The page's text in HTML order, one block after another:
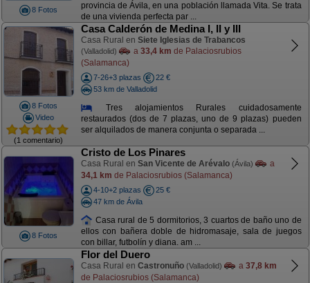
8 Fotos
provincia de Ávila, en una población llamada Vita. Se trata
de una vivienda perfecta par ...
8 Fotos
Video
(1 comentario)
Casa Calderón de Medina I, II y III
Casa Rural en Siete Iglesias de Trabancos
(Valladolid) a 33,4 km de Palaciosrubios
(Salamanca)
7-26+3 plazas
22 €
53 km de Valladolid
Tres alojamientos Rurales cuidadosamente
restaurados (dos de 7 plazas, uno de 9 plazas) pueden
ser alquilados de manera conjunta o separada ...
8 Fotos
Cristo de Los Pinares
Casa Rural en San Vicente de Arévalo (Ávila)
a
34,1 km de Palaciosrubios (Salamanca)
4-10+2 plazas
25 €
47 km de Ávila
Casa rural de 5 dormitorios, 3 cuartos de baño uno de
ellos con bañera doble de hidromasaje, sala de juegos
con billar, futbolín y diana. am ...
Flor del Duero
Casa Rural en Castronuño (Valladolid) a 37,8 km
de Palaciosrubios (Salamanca)